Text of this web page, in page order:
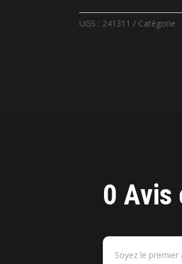
UGS : 241311 Catégorie :
0 Avis
Soyez le premier